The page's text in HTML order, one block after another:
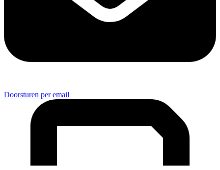
Doorsturen per email